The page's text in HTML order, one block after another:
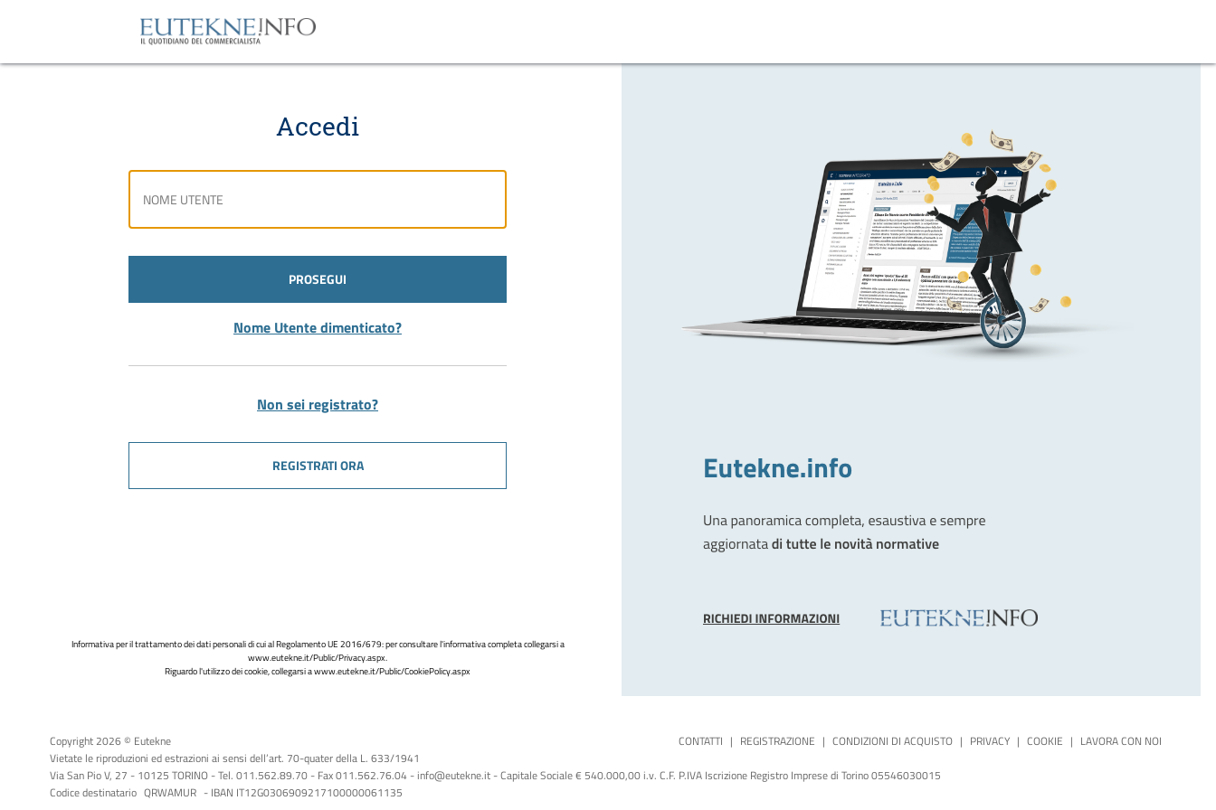
Accedi
PROSEGUI
Nome Utente dimenticato?
Non sei registrato?
REGISTRATI ORA
Informativa per il trattamento dei dati personali di cui al Regolamento UE 2016/679: per consultare l'informativa completa collegarsi a
www.eutekne.it/Public/Privacy.aspx.
Riguardo l'utilizzo dei cookie, collegarsi awww.eutekne.it/Public/CookiePolicy.aspx
Copyright 2026 © Eutekne
Vietate le riproduzioni ed estrazioni ai sensi dell’art. 70-quater della L. 633/1941
CONTATTI | REGISTRAZIONE | CONDIZIONI DI ACQUISTO | PRIVACY | COOKIE | LAVORA CON NOI
Via San Pio V, 27 - 10125 TORINO - Tel. 011.562.89.70 - Fax 011.562.76.04 - info@eutekne.it - Capitale Sociale € 540.000,00 i.v. C.F. P.IVA Iscrizione Registro Imprese di Torino 05546030015
Codice destinatario QRWAMUR - IBAN IT12G0306909217100000061135